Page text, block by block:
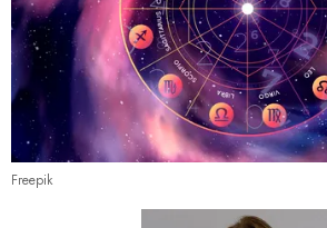
Freepik